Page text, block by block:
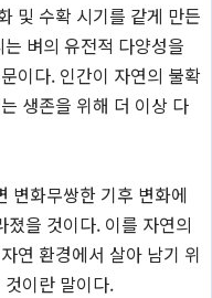
및 수확 시기를 같게 만든
벼의 유전적 다양성을
이다. 인간이 자연의 불확
생존을 위해 더 이상 다
변화무쌍한 기후 변화에
을 것이다. 이를 자연의
연 환경에서 살아 남기 위
이란 말이다.